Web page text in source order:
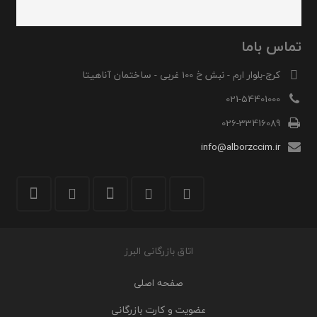
تماس باما
کرج-بلوار ارم - نبش خ 100 غربی - ساختمان آناهیتا
021-54401000
026-33416089
info@alborzccim.ir
اتاق بازرگانی البرز
صفحه اصلی
عضویت و کارت بازرگانی